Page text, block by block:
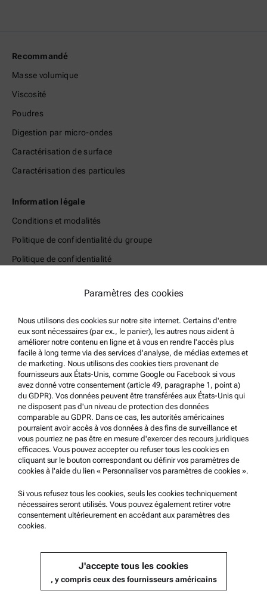
Recommandé
Masse volumique
Viscosité
Poudres
Digestion par micro-ondes
Caractérisation de surface
Caractérisation des particules
Information légale
Conditions et modalités
Politique de confidentialité du groupe
Politique de confidentialité
Conditions d'utilisation
Marques commerciales
Système de dénonciation
Support produit
Service Certifié Anton Paar
Déclaration de sécurité
Centres techniques d’Anton Paar
Contactez-nous
Information sur l'entreprise
Société
Actualités
Relations presse
Devenez un fournisseur
© 2026 Anton Paar GmbH
Paramètres des cookies
Nous utilisons des cookies sur notre site internet. Certains d'entre
eux sont nécessaires (par ex., le panier), les autres nous aident à
améliorer notre contenu en ligne et à vous en rendre l'accès plus
facile à long terme via des services d'analyse, de médias externes et
de marketing. Nous utilisons des cookies tiers provenant de
fournisseurs aux États-Unis, comme Google ou Facebook si vous
avez donné votre consentement (article 49, paragraphe 1, point a)
du GDPR). Vos données peuvent être transférées aux États-Unis qui
ne disposent pas d'un niveau de protection des données
comparable au GDPR. Dans ce cas, les autorités américaines
pourraient avoir accès à vos données à des fins de surveillance et
vous pourriez ne pas être en mesure d'exercer des recours juridiques
efficaces. Vous pouvez accepter ou refuser tous les cookies en
cliquant sur le bouton correspondant ou définir vos paramètres de
cookies à l'aide du lien « Personnaliser vos paramètres de cookies ».
Si vous refusez tous les cookies, seuls les cookies techniquement
nécessaires seront utilisés. Vous pouvez également retirer votre
consentement ultérieurement en accédant aux paramètres des
cookies.
J'accepte tous les cookies
, y compris ceux des fournisseurs américains